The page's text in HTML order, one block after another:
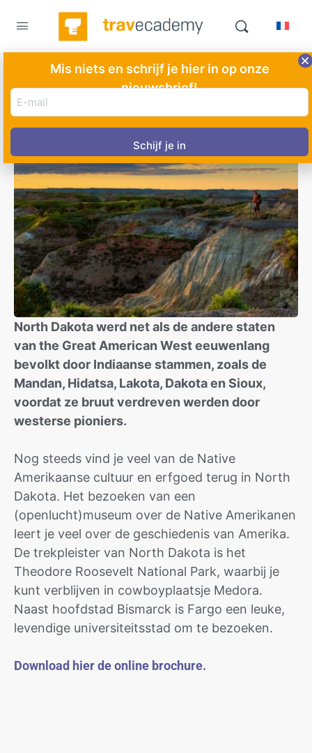
North Dakota werd net als de andere staten
van the Great American West eeuwenlang
bevolkt door Indiaanse stammen, zoals de
Mandan, Hidatsa, Lakota, Dakota en Sioux,
voordat ze bruut verdreven werden door
westerse pioniers.
Nog steeds vind je veel van de Native
Amerikaanse cultuur en erfgoed terug in North
Dakota. Het bezoeken van een
(openlucht)museum over de Native Amerikanen
leert je veel over de geschiedenis van Amerika.
De trekpleister van North Dakota is het
Theodore Roosevelt National Park, waarbij je
kunt verblijven in cowboyplaatsje Medora.
Naast hoofdstad Bismarck is Fargo een leuke,
levendige universiteitsstad om te bezoeken.
Download hier de online brochure.
Mis niets en schrijf je hier in op onze
nieuwsbrief!
E-
mail
adres